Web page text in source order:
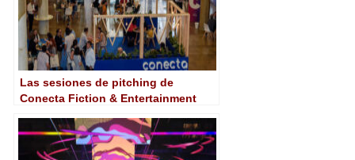
Las sesiones de pitching de
Conecta Fiction & Entertainment